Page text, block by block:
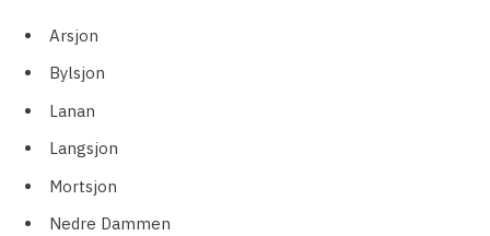
Arsjon
Bylsjon
Lanan
Langsjon
Mortsjon
Nedre Dammen